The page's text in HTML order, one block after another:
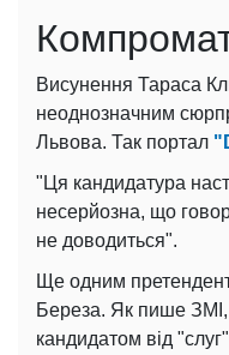
Висунення Тараса
неоднозначним
Львова. Так портал
"Ця кандидатура
несерйозна, що
не доводиться".
Ще одним
Береза. Як пише ЗМІ,
кандидатом від